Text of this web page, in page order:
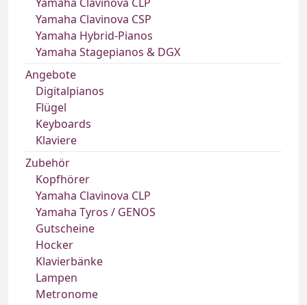
Yamaha Clavinova CSP
Yamaha Hybrid-Pianos
Yamaha Stagepianos & DGX
Angebote
Digitalpianos
Flügel
Keyboards
Klaviere
Zubehör
Kopfhörer
Yamaha Clavinova CLP
Yamaha Tyros / GENOS
Gutscheine
Hocker
Klavierbänke
Lampen
Metronome